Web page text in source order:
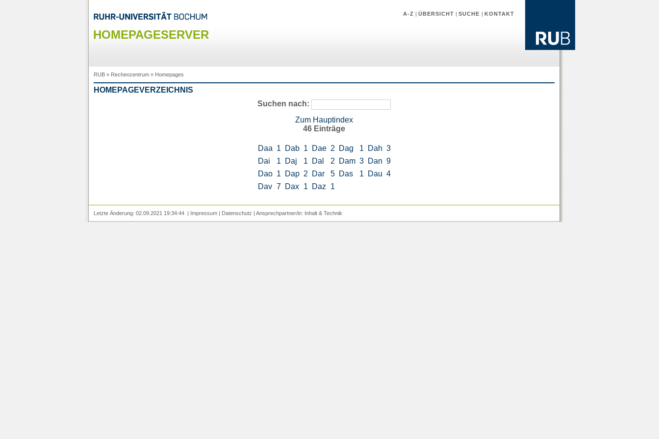
A-Z |ÜBERSICHT |SUCHE |KONTAKT
HOMEPAGESERVER
RUB» Rechenzentrum» Homepages
HOMEPAGEVERZEICHNIS
Suchen nach:
Zum Hauptindex
46 Einträge
Daa 1 Dab 1 Dae 2 Dag 1 Dah 3
Dai
1 Daj 1 Dal 2 Dam 3 Dan 9
Dao 1 Dap 2 Dar 5 Das 1 Dau 4
Dav 7 Dax 1 Daz 1
Letzte Änderung: 02.09.2021 19:34:44 | Impressum| Datenschutz | Ansprechpartner/in: Inhalt& Technik